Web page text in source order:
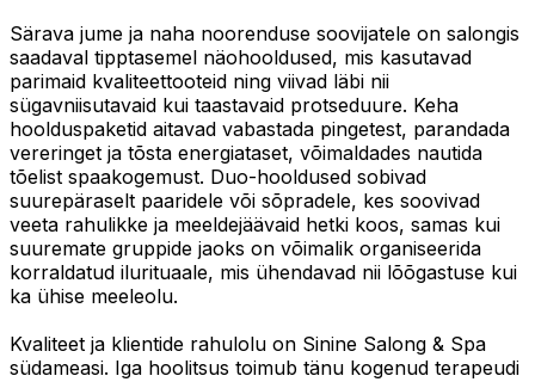
Särava jume ja naha noorenduse soovijatele on salongis
saadaval tipptasemel näohooldused, mis kasutavad
parimaid kvaliteettooteid ning viivad läbi nii
sügavniisutavaid kui taastavaid protseduure. Keha
hoolduspaketid aitavad vabastada pingetest, parandada
vereringet ja tõsta energiataset, võimaldades nautida
tõelist spaakogemust. Duo-hooldused sobivad
suurepäraselt paaridele või sõpradele, kes soovivad
veeta rahulikke ja meeldejäävaid hetki koos, samas kui
suuremate gruppide jaoks on võimalik organiseerida
korraldatud ilurituaale, mis ühendavad nii lõõgastuse kui
ka ühise meeleolu.
Kvaliteet ja klientide rahulolu on Sinine Salong & Spa
südameasi. Iga hoolitsus toimub tänu kogenud terapeudi